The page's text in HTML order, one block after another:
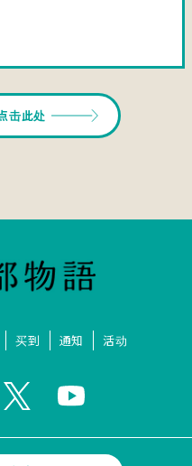
击此处
买到 通知 活动